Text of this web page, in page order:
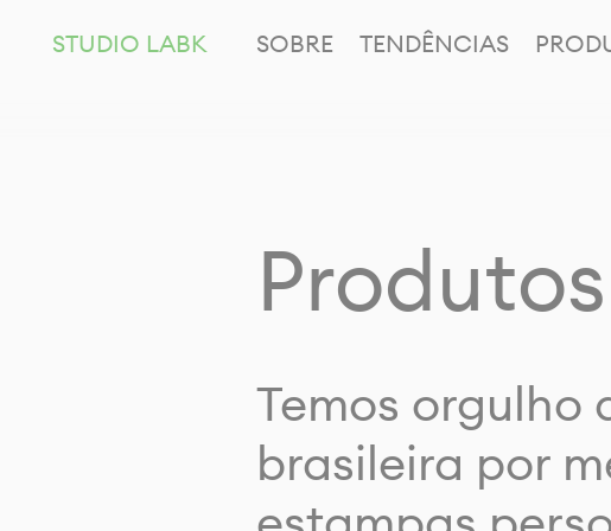
STUDIO LABK SOBRE TENDÊNCIAS
Produtos
Temos orgulho
brasileira por